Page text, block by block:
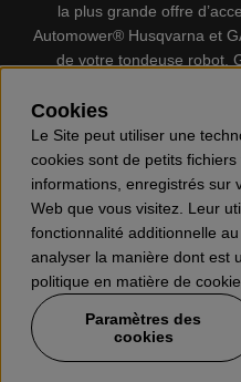
la plus grande offre
Automower® Husqvarna et
de votre tondeuse robot.
individuel, Coupe-bordures,
Motoculteurs, Souffleur,
haute pression, Aspirateur,
forestiers, Lubrifiants,
Cookies
Le Site peut utiliser une
cookies sont de petits
informations, enregistrés sur
Web que vous visitez. Leur
fonctionnalité additionnelle
analyser la manière dont est
politique en matière de
Paramètres des
cookies